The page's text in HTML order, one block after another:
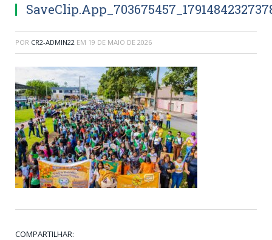
POR CR2-ADMIN22 EM 19 DE MAIO DE 2026
COMPARTILHAR: